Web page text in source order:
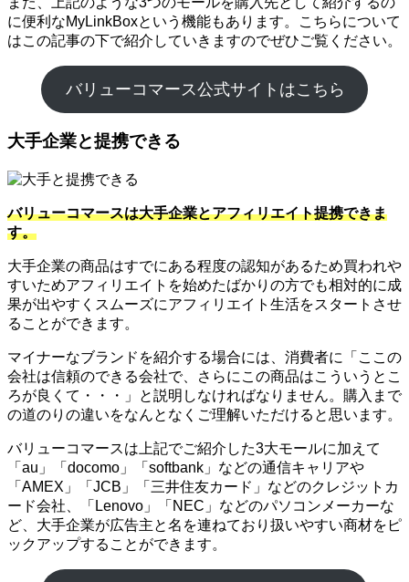
に便利なMyLinkBoxという機能もあります。こちらについて
はこの記事の下で紹介していきますのでぜひご覧ください。
バリューコマース公式サイトはこちら
大手企業と提携できる
バリューコマースは大手企業とアフィリエイト提携できま
す。
大手企業の商品はすでにある程度の認知があるため買われや
すいためアフィリエイトを始めたばかりの方でも相対的に成
果が出やすくスムーズにアフィリエイト生活をスタートさせ
ることができます。
マイナーなブランドを紹介する場合には、消費者に「ここの
会社は信頼のできる会社で、さらにこの商品はこういうとこ
ろが良くて・・・」と説明しなければなりません。購入まで
の道のりの違いをなんとなくご理解いただけると思います。
バリューコマースは上記でご紹介した3大モールに加えて
「au」「docomo」「softbank」などの通信キャリアや
「AMEX」「JCB」「三井住友カード」などのクレジットカ
ード会社、「Lenovo」「NEC」などのパソコンメーカーな
ど、大手企業が広告主と名を連ねており扱いやすい商材をピ
ックアップすることができます。